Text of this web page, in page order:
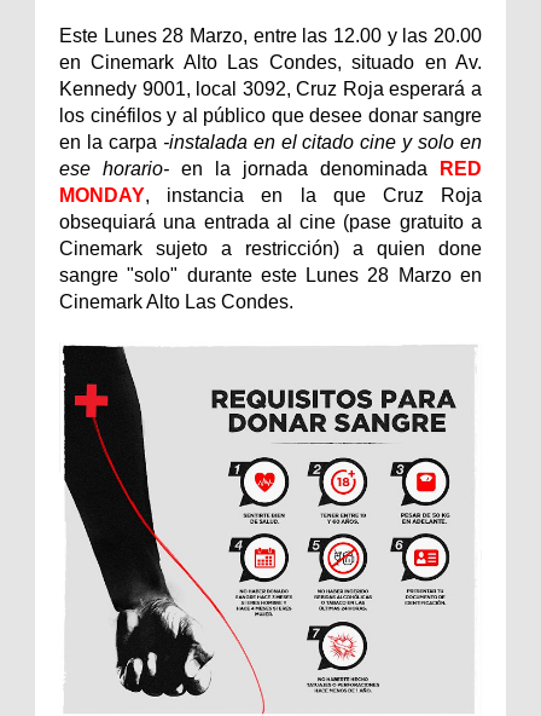
Este Lunes 28 Marzo, entre las 12.00 y las 20.00
en Cinemark Alto Las Condes, situado en Av.
Kennedy 9001, local 3092, Cruz Roja esperará a
los cinéfilos y al público que desee donar sangre
en la carpa -instalada en el citado cine y solo en
ese horario- en la jornada denominada
RED
MONDAY, instancia en la que Cruz Roja
obsequiará una entrada al cine (pase gratuito a
Cinemark sujeto a restricción) a quien done
sangre "solo" durante este Lunes 28 Marzo en
Cinemark Alto Las Condes.